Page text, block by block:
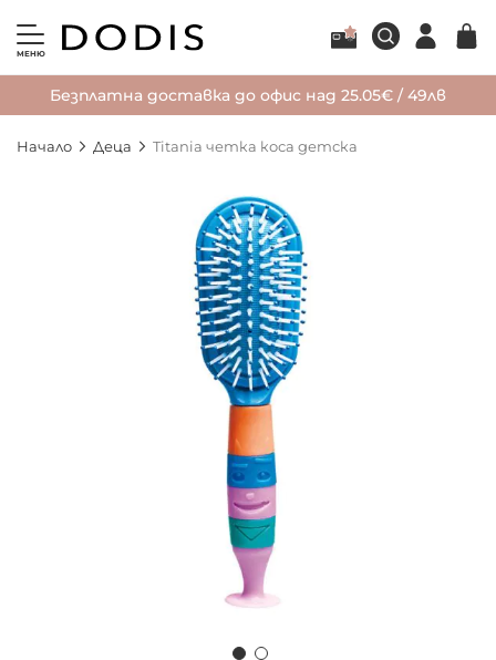
МЕНЮ
Безплатна доставка до офис над 25.05€ / 49лв
Начало Деца Titania четка коса детска